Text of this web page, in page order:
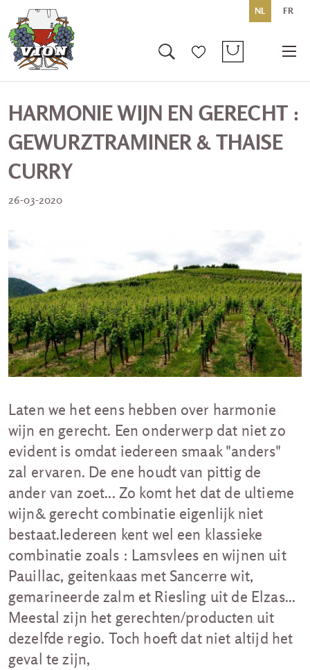
NL FR
HARMONIE WIJN EN GERECHT :
GEWURZTRAMINER & THAISE
CURRY
26-03-2020
Laten we het eens hebben over harmonie
wijn en gerecht. Een onderwerp dat niet zo
evident is omdat iedereen smaak "anders"
zal ervaren. De ene houdt van pittig de
ander van zoet... Zo komt het dat de ultieme
wijn& gerecht combinatie eigenlijk niet
bestaat.Iedereen kent wel een klassieke
combinatie zoals : Lamsvlees en wijnen uit
Pauillac, geitenkaas met Sancerre wit,
gemarineerde zalm et Riesling uit de Elzas...
Meestal zijn het gerechten/producten uit
dezelfde regio. Toch hoeft dat niet altijd het
geval te zijn,